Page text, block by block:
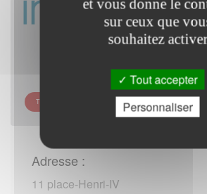
TRÉSORERIE DE FONTAINE-
Adresse :
11 place-Henri-IV
et vous donne le
sur ceux que
souhaitez activer
Tout accepter
Personnaliser